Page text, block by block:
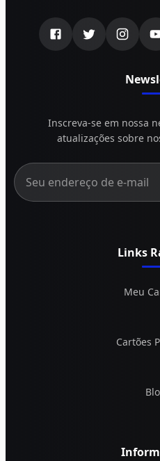
Inscreva-se em nossa
atualizações sobre
Links
Meu
Cartões